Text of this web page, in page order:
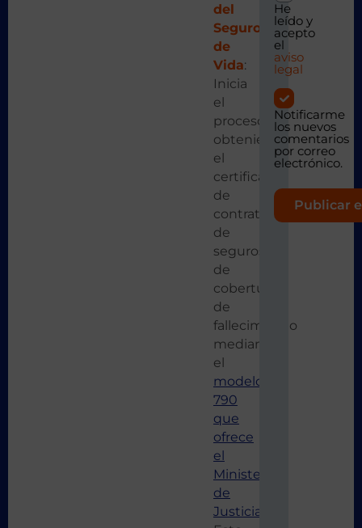
del
Seguro
de
Vida:
Inicia
el
proceso
obteniendo
el
certificado
de
contratos
de
seguros
de
cobertura
de
fallecimiento
mediante
el
modelo
790
que
ofrece
el
Ministerio
de
Justicia
He
leído y
acepto
el
aviso
legal
Notificarme
los nuevos
comentarios
por correo
electrónico.